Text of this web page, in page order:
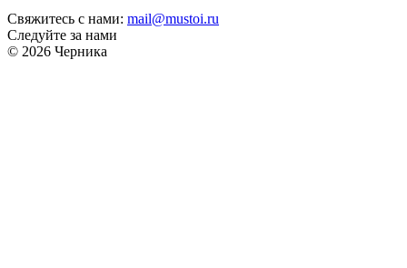
Свяжитесь с нами: mail@mustoi.ru
Следуйте за нами
© 2026 Черника